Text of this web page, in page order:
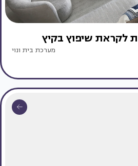
לקראת שיפוץ בקיץ
מערכת בית ונוי